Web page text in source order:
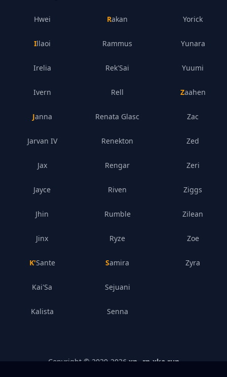
Hwei
Illaoi
Irelia
Ivern
Janna
Jarvan IV
Jax
Jayce
Jhin
Jinx
K'Sante
Kai'Sa
Kalista
Rakan
Rammus
Rek'Sai
Rell
Renata Glasc
Renekton
Rengar
Riven
Rumble
Ryze
Samira
Sejuani
Senna
Yorick
Yunara
Yuumi
Zaahen
Zac
Zed
Zeri
Ziggs
Zilean
Zoe
Zyra
Copyright © 2020- 2026 xn--rn-xka.run